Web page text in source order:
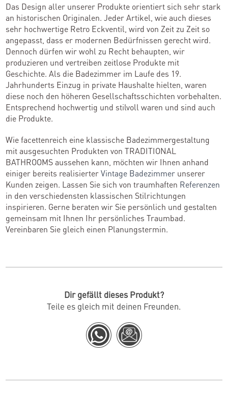
Das Design aller unserer Produkte orientiert sich sehr stark
an historischen Originalen. Jeder Artikel, wie auch dieses
sehr hochwertige Retro Eckventil, wird von Zeit zu Zeit so
angepasst, dass er modernen Bedürfnissen gerecht wird.
Dennoch dürfen wir wohl zu Recht behaupten, wir
produzieren und vertreiben zeitlose Produkte mit
Geschichte. Als die Badezimmer im Laufe des 19.
Jahrhunderts Einzug in private Haushalte hielten, waren
diese noch den höheren Gesellschaftsschichten vorbehalten.
Entsprechend hochwertig und stilvoll waren und sind auch
die Produkte.
Wie facettenreich eine klassische Badezimmergestaltung
mit ausgesuchten Produkten von TRADITIONAL
BATHROOMS aussehen kann, möchten wir Ihnen anhand
einiger bereits realisierterVintage Badezimmer unserer
Kunden zeigen. Lassen Sie sich von traumhaften Referenzen
in den verschiedensten klassischen Stilrichtungen
inspirieren. Gerne beraten wir Sie persönlich und gestalten
gemeinsam mit Ihnen Ihr persönliches Traumbad.
Vereinbaren Sie gleich einen Planungstermin.
Dir gefällt dieses Produkt?
Teile es gleich mit deinen Freunden.